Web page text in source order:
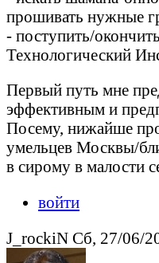
прошивать нужные
- поступить/
Технологический
Первый путь мне
эффективным и
Посему, нижайше
умельцев Москвы/
в сирому в малости
войти
J_rockiN Сб, 27/06/